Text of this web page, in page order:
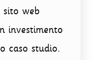
sito web
investimento
caso studio.